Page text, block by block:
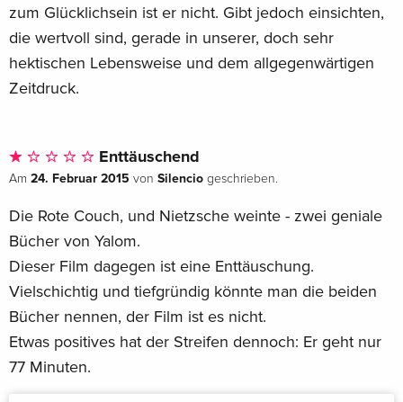
zum Glücklichsein ist er nicht. Gibt jedoch einsichten,
die wertvoll sind, gerade in unserer, doch sehr
hektischen Lebensweise und dem allgegenwärtigen
Zeitdruck.
Enttäuschend
Am 24. Februar 2015 von Silencio geschrieben.
Die Rote Couch, und Nietzsche weinte - zwei geniale
Bücher von Yalom.
Dieser Film dagegen ist eine Enttäuschung.
Vielschichtig und tiefgründig könnte man die beiden
Bücher nennen, der Film ist es nicht.
Etwas positives hat der Streifen dennoch: Er geht nur
77 Minuten.